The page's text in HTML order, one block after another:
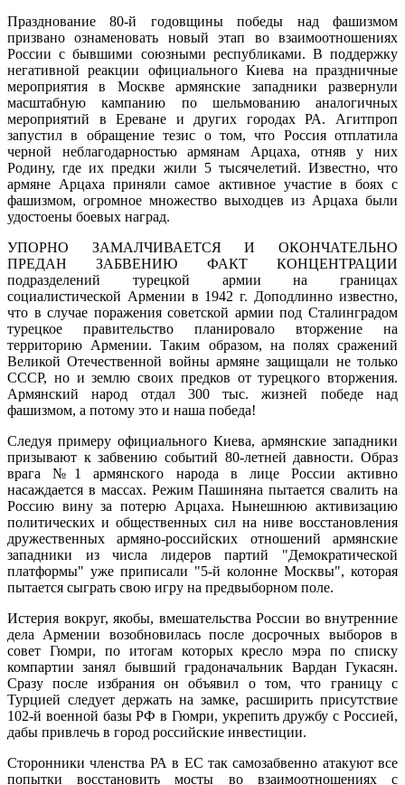
Празднование 80-й годовщины победы над фашизмом
призвано ознаменовать новый этап во взаимоотношениях
России с бывшими союзными республиками. В поддержку
негативной реакции официального Киева на праздничные
мероприятия в Москве армянские западники развернули
масштабную кампанию по шельмованию аналогичных
мероприятий в Ереване и других городах РА. Агитпроп
запустил в обращение тезис о том, что Россия отплатила
черной неблагодарностью армянам Арцаха, отняв у них
Родину, где их предки жили 5 тысячелетий. Известно, что
армяне Арцаха приняли самое активное участие в боях с
фашизмом, огромное множество выходцев из Арцаха были
удостоены боевых наград.
УПОРНО ЗАМАЛЧИВАЕТСЯ И ОКОНЧАТЕЛЬНО
ПРЕДАН ЗАБВЕНИЮ ФАКТ КОНЦЕНТРАЦИИ
подразделений турецкой армии на границах
социалистической Армении в 1942 г. Доподлинно известно,
что в случае поражения советской армии под Сталинградом
турецкое правительство планировало вторжение на
территорию Армении. Таким образом, на полях сражений
Великой Отечественной войны армяне защищали не только
СССР, но и землю своих предков от турецкого вторжения.
Армянский народ отдал 300 тыс. жизней победе над
фашизмом, а потому это и наша победа!
Следуя примеру официального Киева, армянские западники
призывают к забвению событий 80-летней давности. Образ
врага №1 армянского народа в лице России активно
насаждается в массах. Режим Пашиняна пытается свалить на
Россию вину за потерю Арцаха. Нынешнюю активизацию
политических и общественных сил на ниве восстановления
дружественных армяно-российских отношений армянские
западники из числа лидеров партий "Демократической
платформы" уже приписали "5-й колонне Москвы", которая
пытается сыграть свою игру на предвыборном поле.
Истерия вокруг, якобы, вмешательства России во внутренние
дела Армении возобновилась после досрочных выборов в
совет Гюмри, по итогам которых кресло мэра по списку
компартии занял бывший градоначальник Вардан Гукасян.
Сразу после избрания он объявил о том, что границу с
Турцией следует держать на замке, расширить присутствие
102-й военной базы РФ в Гюмри, укрепить дружбу с Россией,
дабы привлечь в город российские инвестиции.
Сторонники членства РА в ЕС так самозабвенно атакуют все
попытки восстановить мосты во взаимоотношениях с